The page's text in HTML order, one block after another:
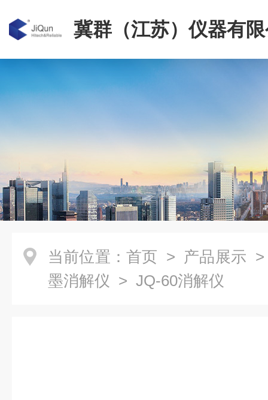
冀群（江苏）仪器有
当前位置： 首页 > 产品展示
墨消解仪 > JQ-60消解仪